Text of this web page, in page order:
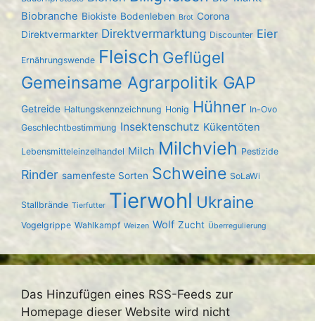
Biobranche Biokiste Bodenleben Brot Corona
Direktvermarkter Direktvermarktung Discounter Eier
Ernährungswende Fleisch Geflügel
Gemeinsame Agrarpolitik GAP
Getreide Haltungskennzeichnung Honig Hühner In-Ovo
Geschlechtbestimmung Insektenschutz Kükentöten
Lebensmitteleinzelhandel Milch Milchvieh Pestizide
Rinder samenfeste Sorten Schweine SoLaWi
Stallbrände Tierfutter Tierwohl Ukraine
Vogelgrippe Wahlkampf Weizen Wolf Zucht Überregulierung
Das Hinzufügen eines RSS-Feeds zur
Homepage dieser Website wird nicht